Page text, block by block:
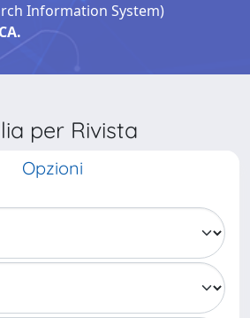
Information System)
per Rivista
Opzioni